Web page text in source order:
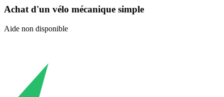
Achat d'un vélo mécanique simple
Aide non disponible